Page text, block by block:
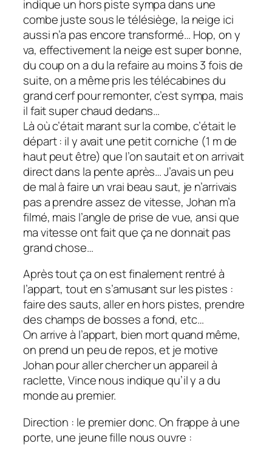
indique un hors piste sympa dans une
combe juste sous le télésiège, la neige ici
aussi n’a pas encore transformé… Hop, on y
va, effectivement la neige est super bonne,
du coup on a du la refaire au moins 3 fois de
suite, on a même pris les télécabines du
grand cerf pour remonter, c’est sympa, mais
il fait super chaud dedans…
Là où c’était marant sur la combe, c’était le
départ : il y avait une petit corniche (1 m de
haut peut être) que l’on sautait et on arrivait
direct dans la pente après… J’avais un peu
de mal à faire un vrai beau saut, je n’arrivais
pas a prendre assez de vitesse, Johan m’a
filmé, mais l’angle de prise de vue, ansi que
ma vitesse ont fait que ça ne donnait pas
grand chose…
Après tout ça on est finalement rentré à
l’appart, tout en s’amusant sur les pistes :
faire des sauts, aller en hors pistes, prendre
des champs de bosses a fond, etc…
On arrive à l’appart, bien mort quand même,
on prend un peu de repos, et je motive
Johan pour aller chercher un appareil à
raclette, Vince nous indique qu’il y a du
monde au premier.
Direction : le premier donc. On frappe à une
porte, une jeune fille nous ouvre :